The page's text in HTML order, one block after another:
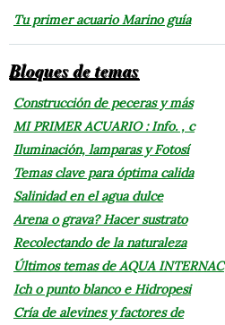
Tu primer acuario Marino guía
Bloques de temas
Construcción de peceras y más
MI PRIMER ACUARIO : Info. , c
Iluminación, lamparas y Fotosí
Temas clave para óptima calida
Salinidad en el agua dulce
Arena o grava? Hacer sustrato
Recolectando de la naturaleza
Últimos temas de AQUA INTERNAC
Ich o punto blanco e Hidropesi
Cría de alevines y factores de